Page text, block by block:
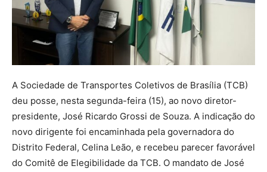
A Sociedade de Transportes Coletivos de Brasília (TCB)
deu posse, nesta segunda-feira (15), ao novo diretor-
presidente, José Ricardo Grossi de Souza. A indicação do
novo dirigente foi encaminhada pela governadora do
Distrito Federal, Celina Leão, e recebeu parecer favorável
do Comitê de Elegibilidade da TCB. O mandato de José